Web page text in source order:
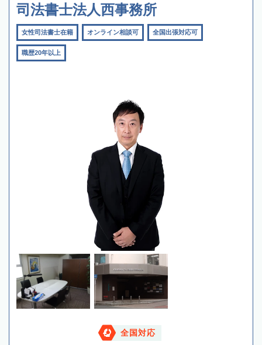
司法書士法人西事務所
女性司法書士在籍 オンライン相談可 全国出張対応可
職歴20年以上
全国対応